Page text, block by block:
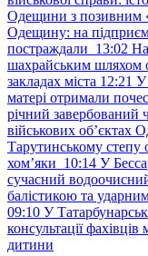
Одещини з позивним
Одещину: на
постраждали 13:02
шахрайським шляхом
закладах міста 12:21 У
матері отримали
річний завербований
військових обʼєктах
Тарутинському степу
хом’яки 10:14 У
сучасний
балістикою та
09:10 У
консультації фахівців
дитини